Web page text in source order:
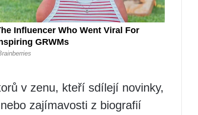
v zenu, kteří sdílejí novinky,
zajímavosti z biografií